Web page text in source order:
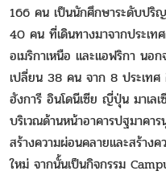
166 คน เป็นนักศึกษาระดับป
40 คน ที่เดินทางมาจากประเท
อเมริกาเหนือ และแอฟริกา นอ
เปลี่ยน 38 คน จาก 8 ประเทศ
ฮังการี อินโดนีเซีย ญี่ปุ่น มาเล
บริเวณด้านหน้าอาคารปฐมาค
สร้างความผ่อนคลายและสร้าง
ใหม่ จากนั้นเป็นกิจกรรม